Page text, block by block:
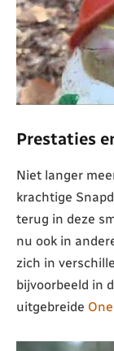
Prestaties
Niet langer
krachtige
terug in deze
nu ook in
zich in
bijvoorbeeld in
uitgebreide